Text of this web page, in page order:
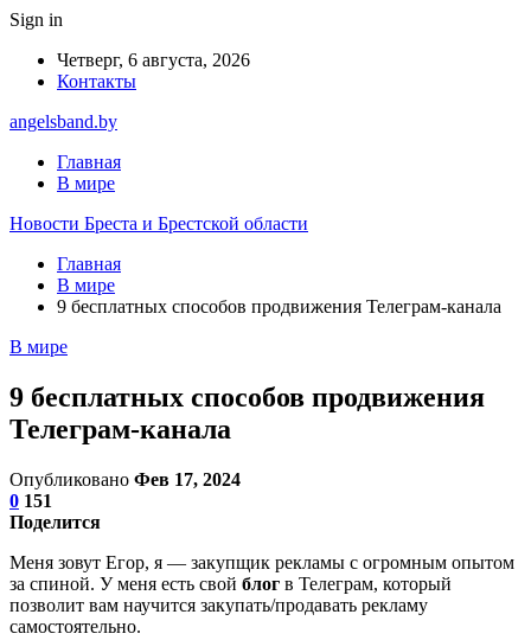
Sign in
Четверг, 6 августа, 2026
Контакты
angelsband.by
Главная
В мире
Новости Бреста и Брестской области
Главная
В мире
9 бесплатных способов продвижения Телеграм-канала
В мире
9 бесплатных способов продвижения
Телеграм-канала
Опубликовано Фев 17, 2024
0 151
Поделится
Меня зовут Егор, я — закупщик рекламы с огромным опытом
за спиной. У меня есть свой блог в Телеграм, который
позволит вам научится закупать/продавать рекламу
самостоятельно.